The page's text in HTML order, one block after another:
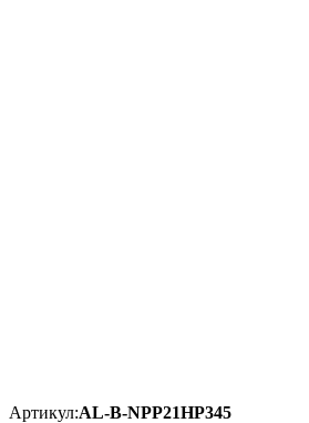
Артикул:AL-B-NPP21HP345